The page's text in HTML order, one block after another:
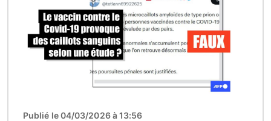
Publié le 04/03/2026 à 13:56